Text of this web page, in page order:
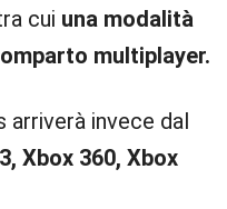
cui una modalità
multiplayer.
arriverà invece dal
Xbox 360, Xbox